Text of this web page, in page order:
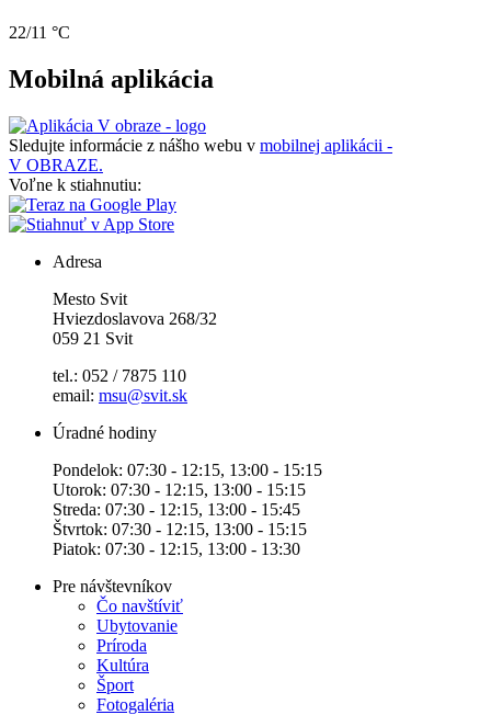
22/11 °C
Mobilná aplikácia
Sledujte informácie z nášho webu v mobilnej aplikácii -
V OBRAZE.
Voľne k stiahnutiu:
Adresa
Mesto Svit
Hviezdoslavova 268/32
059 21 Svit
tel.: 052 / 7875 110
email: msu@svit.sk
Úradné hodiny
Pondelok: 07:30 - 12:15, 13:00 - 15:15
Utorok: 07:30 - 12:15, 13:00 - 15:15
Streda: 07:30 - 12:15, 13:00 - 15:45
Štvrtok: 07:30 - 12:15, 13:00 - 15:15
Piatok: 07:30 - 12:15, 13:00 - 13:30
Pre návštevníkov
Čo navštíviť
Ubytovanie
Príroda
Kultúra
Šport
Fotogaléria